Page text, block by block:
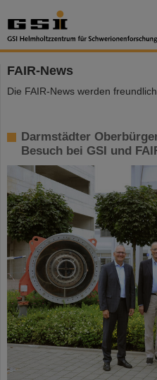
FAIR-News
Die FAIR-News werden
Darmstädter
Besuch bei GSI und